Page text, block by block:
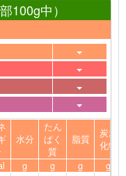
100g中）
水分
たん
ぱく
質
脂質
炭水
化物
g g g
g